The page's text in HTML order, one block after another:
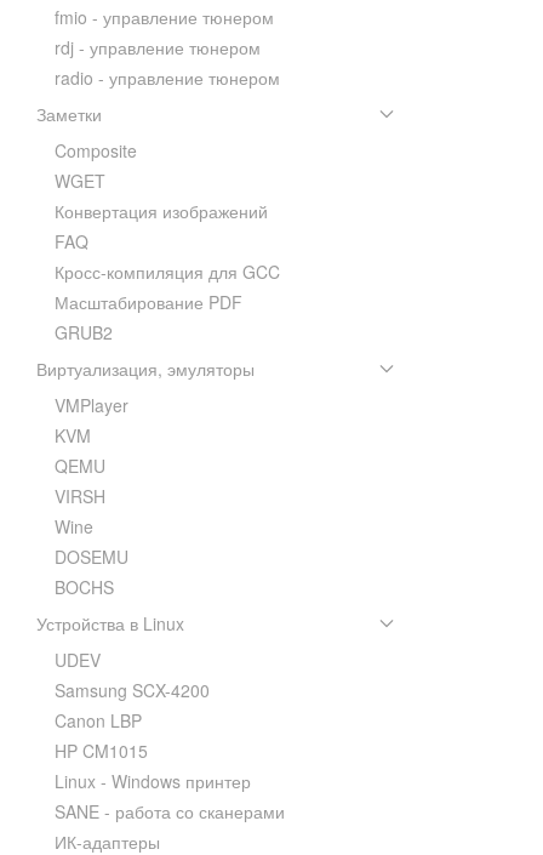
fmio - управление тюнером
rdj - управление тюнером
radio - управление тюнером
Заметки
Composite
WGET
Конвертация изображений
FAQ
Кросс-компиляция для GCC
Масштабирование PDF
GRUB2
Виртуализация, эмуляторы
VMPlayer
KVM
QEMU
VIRSH
Wine
DOSEMU
BOCHS
Устройства в Linux
UDEV
Samsung SCX-4200
Canon LBP
HP CM1015
Linux - Windows принтер
SANE - работа со сканерами
ИК-адаптеры